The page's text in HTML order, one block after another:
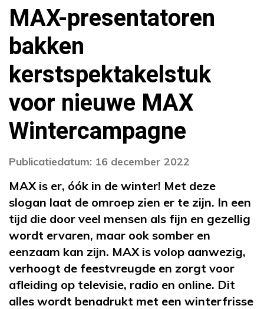
MAX-presentatoren
bakken
kerstspektakelstuk
voor nieuwe MAX
Wintercampagne
Publicatiedatum: 16 december 2022
MAX is er, óók in de winter! Met deze
slogan laat de omroep zien er te zijn. In een
tijd die door veel mensen als fijn en gezellig
wordt ervaren, maar ook somber en
eenzaam kan zijn. MAX is volop aanwezig,
verhoogt de feestvreugde en zorgt voor
afleiding op televisie, radio en online. Dit
alles wordt benadrukt met een winterfrisse